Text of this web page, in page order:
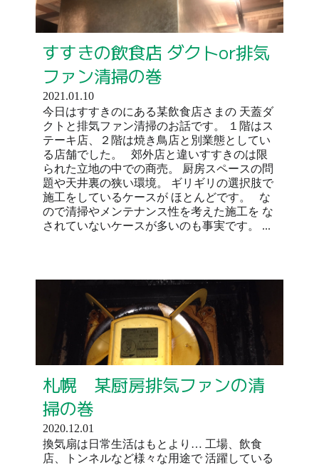
すすきの飲食店 ダクトor排気
ファン清掃の巻
2021.01.10
今日はすすきのにある某飲食店さまの 天蓋ダ
クトと排気ファン清掃のお話です。 １階はス
テーキ店、２階は焼き鳥店と別業態としてい
る店舗でした。 郊外店と違いすすきのは限
られた立地の中での商売。 厨房スペースの問
題や天井裏の狭い環境。 ギリギリの選択肢で
施工をしているケースが ほとんどです。 な
ので清掃やメンテナンス性を考えた施工を な
されていないケースが多いのも事実です。 ...
札幌 某厨房排気ファンの清
掃の巻
2020.12.01
換気扇は日常生活はもとより… 工場、飲食
店、トンネルなど様々な用途で 活躍している